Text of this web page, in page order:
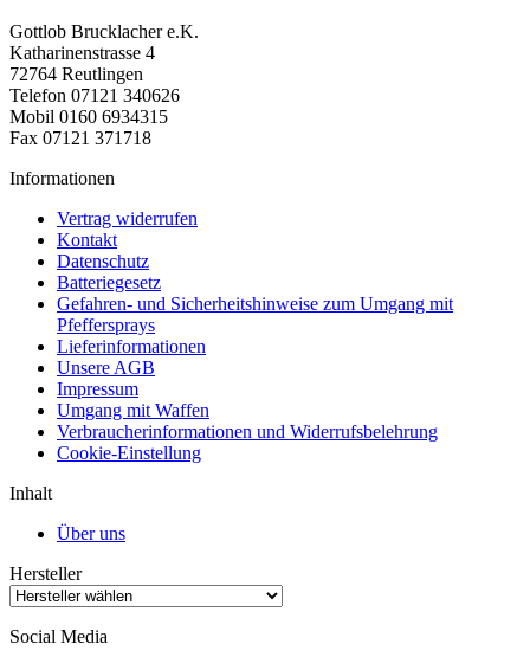
Gottlob Brucklacher e.K.
Katharinenstrasse 4
72764 Reutlingen
Telefon 07121 340626
Mobil 0160 6934315
Fax 07121 371718
Informationen
Vertrag widerrufen
Kontakt
Datenschutz
Batteriegesetz
Gefahren- und Sicherheitshinweise zum Umgang mit
Pfeffersprays
Lieferinformationen
Unsere AGB
Impressum
Umgang mit Waffen
Verbraucherinformationen und Widerrufsbelehrung
Cookie-Einstellung
Inhalt
Über uns
Hersteller
Social Media